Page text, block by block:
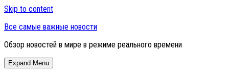
Skip to content
Все самые важные новости
Обзор новостей в мире в режиме реального времени
Expand Menu